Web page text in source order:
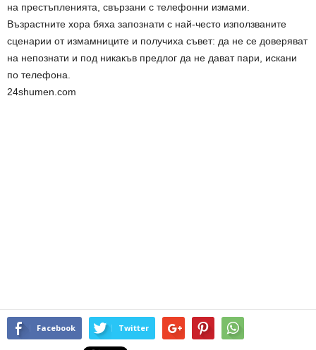
на престъпленията, свързани с телефонни измами.
Възрастните хора бяха запознати с най-често използваните
сценарии от измамниците и получиха съвет: да не се доверяват
на непознати и под никакъв предлог да не дават пари, искани
по телефона.
24shumen.com
Facebook Twitter